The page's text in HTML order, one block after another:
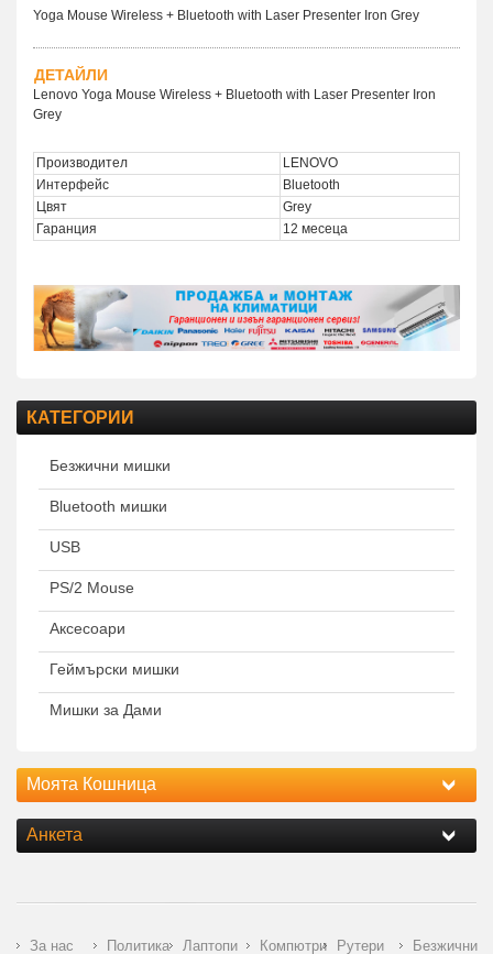
Yoga Mouse Wireless + Bluetooth with Laser Presenter Iron Grey
ДЕТАЙЛИ
Lenovo Yoga Mouse Wireless + Bluetooth with Laser Presenter Iron
Grey
Производител
LENOVO
Интерфейс
Bluetooth
Цвят
Grey
Гаранция
12 месеца
КАТЕГОРИИ
Безжични мишки
Bluetooth мишки
USB
PS/2 Mouse
Аксесоари
Геймърски мишки
Мишки за Дами
Моята Кошница
Анкета
За нас Политика Лаптопи Компютри Рутери Безжични